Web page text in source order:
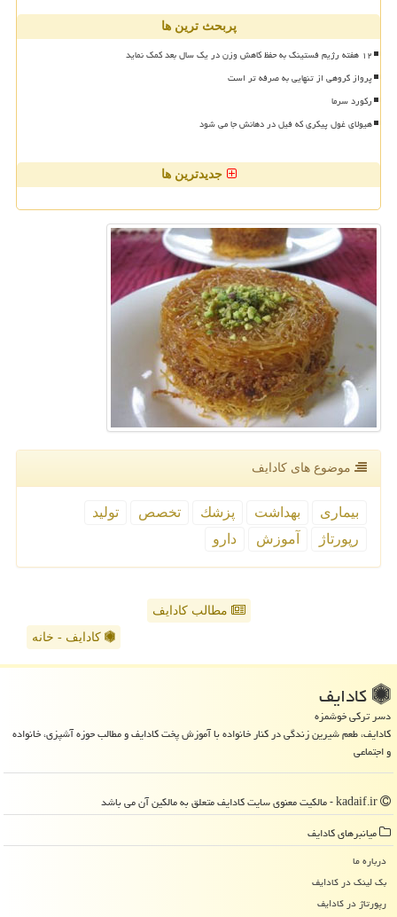
پربحث ترین ها
۱۲ هفته رژیم فستینگ به حفظ کاهش وزن در یک سال بعد کمک نماید
پرواز گروهی از تنهایی به صرفه تر است
رکورد سرما
هیولای غول پیکری که فیل در دهانش جا می شود
جدیدترین ها
موضوع های كادایف
بیماری بهداشت پزشك تخصص
تولید
رپورتاژ
آموزش دارو
مطالب کادایف
کادایف - خانه
كادایف
دسر ترکی خوشمزه
کادایف، طعم شیرین زندگی در کنار خانواده با آموزش پخت کادایف و مطالب حوزه آشپزی، خانواده
و اجتماعی
میانبرهای كادایف
درباره ما
بک لینک در كادایف
رپورتاژ در كادایف